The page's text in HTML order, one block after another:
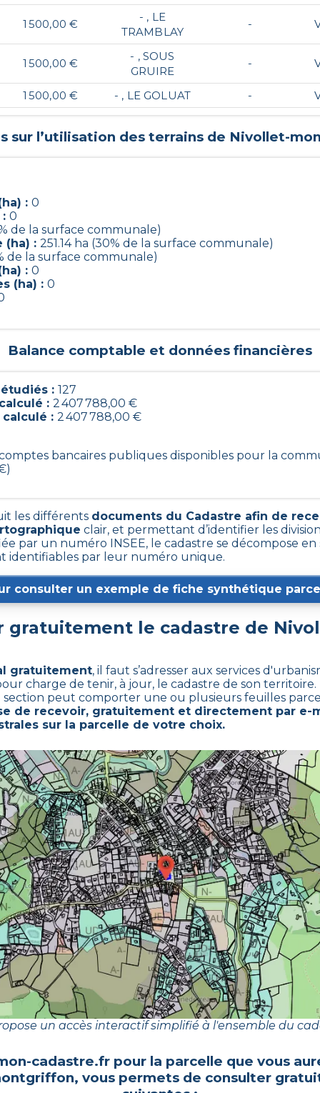
1 500,00 €
- , LE
TRAMBLAY
-
1 500,00 €
- , SOUS
GRUIRE
-
1 500,00 € - , LE GOLUAT -
sur l’utilisation des terrains de Nivollet-
: 0
0
de la surface communale)
(ha) : 251.14 ha (30% de la surface communale)
de la surface communale)
: 0
(ha) : 0
Balance comptable et données financières
: 127
: 2 407 788,00 €
: 2 407 788,00 €
bancaires publiques disponibles pour la
les différents documents du Cadastre afin de
clair, et permettant d’identifier les
par un numéro INSEE, le cadastre se décompose en
identifiables par leur numéro unique.
consulter un exemple de fiche synthétique
gratuitement le cadastre de
gratuitement, il faut s’adresser aux services
charge de tenir, à jour, le cadastre de son territoire.
section peut comporter une ou plusieurs feuilles
de recevoir, gratuitement et directement par e-
sur la parcelle de votre choix.
un accès interactif simplifié à l'ensemble du
cadastre.fr pour la parcelle que vous
, vous permets de consulter